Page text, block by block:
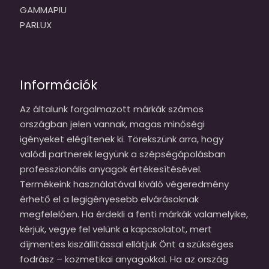
GAMMAPIU
PARLUX
Információk
Az általunk forgalmazott márkák számos
országban jelen vannak, magas minőségi
igényeket elégítenek ki. Törekszünk arra, hogy
valódi partnerek legyünk a szépségápolásban
professzionális anyagok értékesítésével.
Termékeink használatával kiváló végeredmény
érhető el a legigényesebb elvárásoknak
megfelelően. Ha érdekli a fenti márkák valamelyike,
kérjük, vegye fel velünk a kapcsolatot, mert
díjmentes kiszállítással ellátjuk Önt a szükséges
fodrász – kozmetikai anyagokkal. Ha az ország